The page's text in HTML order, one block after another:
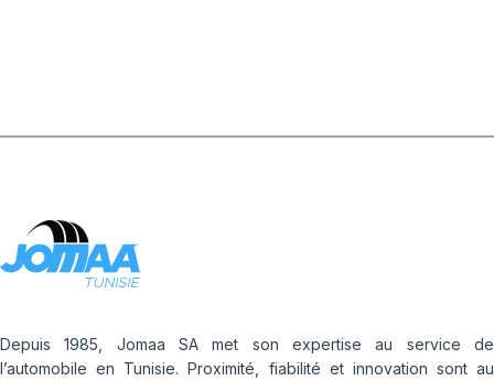
Depuis 1985, Jomaa SA met son expertise au service de
l’automobile en Tunisie. Proximité, fiabilité et innovation sont au